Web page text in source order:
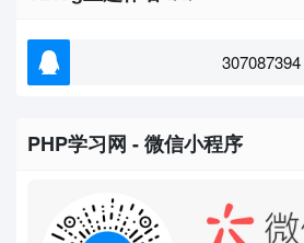
307087394
PHP学习网 - 微信小程序